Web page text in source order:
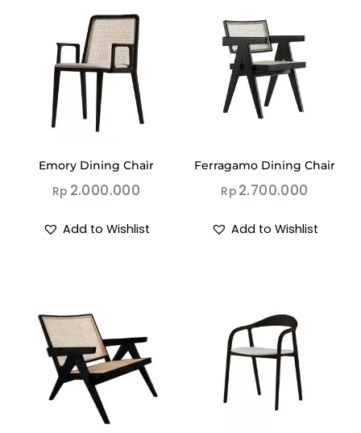
Emory Dining Chair
Rp 2.000.000
Add to Wishlist
Ferragamo Dining Chair
Rp 2.700.000
Add to Wishlist